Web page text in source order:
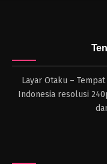
Layar Otaku –
Indonesia resolusi